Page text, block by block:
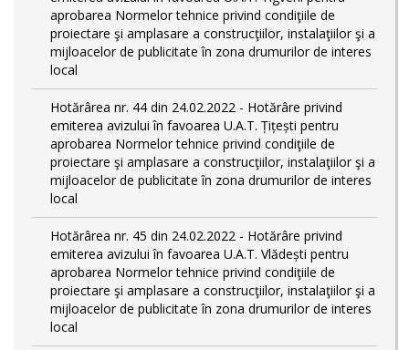
aprobarea Normelor tehnice privind condiţiile de
proiectare şi amplasare a construcţiilor, instalaţiilor şi a
mijloacelor de publicitate în zona drumurilor de interes
local
Hotărârea nr. 44 din 24.02.2022 - Hotărâre privind
emiterea avizului în favoarea U.A.T. Țițești pentru
aprobarea Normelor tehnice privind condiţiile de
proiectare şi amplasare a construcţiilor, instalaţiilor şi a
mijloacelor de publicitate în zona drumurilor de interes
local
Hotărârea nr. 45 din 24.02.2022 - Hotărâre privind
emiterea avizului în favoarea U.A.T. Vlădești pentru
aprobarea Normelor tehnice privind condiţiile de
proiectare şi amplasare a construcţiilor, instalaţiilor şi a
mijloacelor de publicitate în zona drumurilor de interes
local